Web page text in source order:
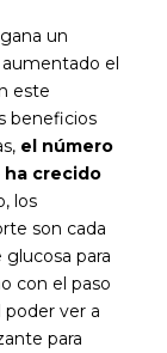
un
el
este
beneficios
el número
ha crecido
los
son cada
para
con el paso
ver a
para